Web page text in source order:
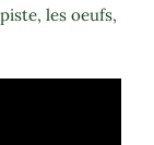
les oeufs,